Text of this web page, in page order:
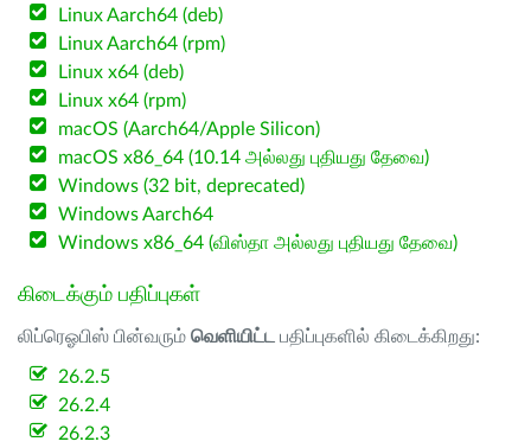
Linux Aarch64 (deb)
Linux Aarch64 (rpm)
Linux x64 (deb)
Linux x64 (rpm)
macOS (Aarch64/Apple Silicon)
macOS x86_64 (10.14 அல்லது புதியது தேவை)
Windows (32 bit, deprecated)
Windows Aarch64
Windows x86_64 (விஸ்தா அல்லது புதியது தேவை)
கிடைக்கும் பதிப்புகள்
லிப்ரெஓபிஸ் பின்வரும் வெளியிட்ட பதிப்புகளில் கிடைக்கிறது:
26.2.5
26.2.4
26.2.3